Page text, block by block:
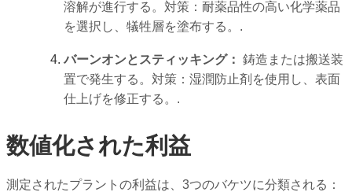
溶解が進行する。対策：耐薬品性の高い化学薬品
を選択し、犠牲層を塗布する。.
バーンオンとスティッキング： 鋳造または搬送装
置で発生する。対策：湿潤防止剤を使用し、表面
仕上げを修正する。.
数値化された利益
測定されたプラントの利益は、3つのバケツに分類される：